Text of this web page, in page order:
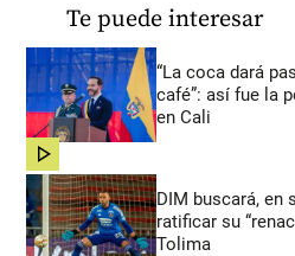
Te puede interesar
“La coca dará
café”: así fue la
en Cali
share
DIM buscará, en
ratificar su
Tolima